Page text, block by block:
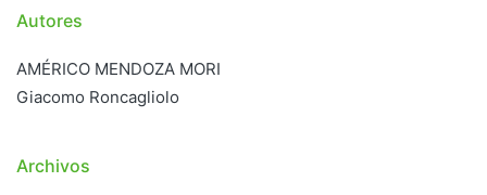
Autores
AMÉRICO MENDOZA MORI
Giacomo Roncagliolo
Archivos